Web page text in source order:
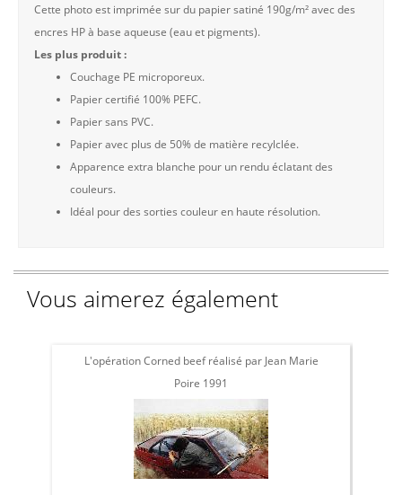
Cette photo est imprimée sur du papier satiné 190g/m² avec des
encres HP à base aqueuse (eau et pigments).
Les plus produit :
Couchage PE microporeux.
Papier certifié 100% PEFC.
Papier sans PVC.
Papier avec plus de 50% de matière recylclée.
Apparence extra blanche pour un rendu éclatant des
couleurs.
Idéal pour des sorties couleur en haute résolution.
Vous aimerez également
L'opération Corned beef réalisé par Jean Marie
Poire 1991